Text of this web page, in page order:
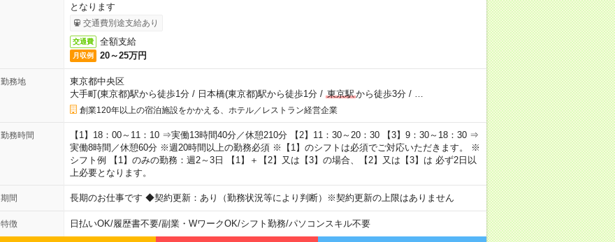
となります
交通費別途支給あり
交通費 全額支給
月収例 20～25万円
勤務地
東京都中央区
大手町(東京都)駅から徒歩1分/ 日本橋(東京都)駅から徒歩1分/ 東京駅から徒歩3分/
創業120年以上の宿泊施設をかかえる、ホテル／レストラン経営企業
勤務時間
【1】18：00～11：10 ⇒実働13時間40分／休憩210分 【2】11：30～20：30 【3】9：30～18：30 ⇒
実働8時間／休憩60分 ※週20時間以上の勤務必須 ※【1】のシフトは必須でご対応いただきます。 ※
シフト例 【1】のみの勤務：週2～3日 【1】＋【2】又は【3】の場合、【2】又は【3】は 必ず2日以
上必要となります。
期間 長期のお仕事です ◆契約更新：あり（勤務状況等により判断）※契約更新の上限はありません
特徴 日払いOK/履歴書不要/副業・WワークOK/シフト勤務/パソコンスキル不要